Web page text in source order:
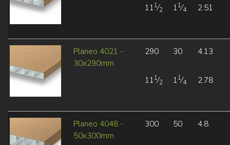
111⁄2 11⁄4 2.51
Planeo 4021 -
30x290mm
290
111⁄2
30
11⁄4
4.13
2.78
Planeo 4048 -
50x300mm
300 50 4.8